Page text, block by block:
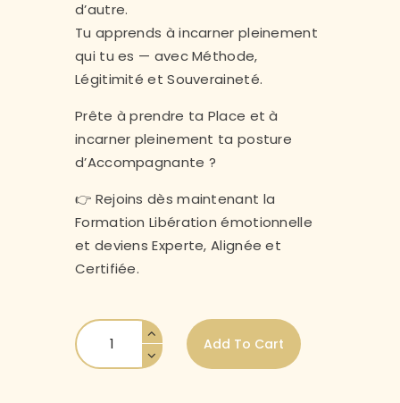
d’autre.
Tu apprends à incarner pleinement
qui tu es — avec Méthode,
Légitimité et Souveraineté.
Prête à prendre ta Place et à
incarner pleinement ta posture
d’Accompagnante ?
👉 Rejoins dès maintenant la
Formation Libération émotionnelle
et deviens Experte, Alignée et
Certifiée.
Add To Cart